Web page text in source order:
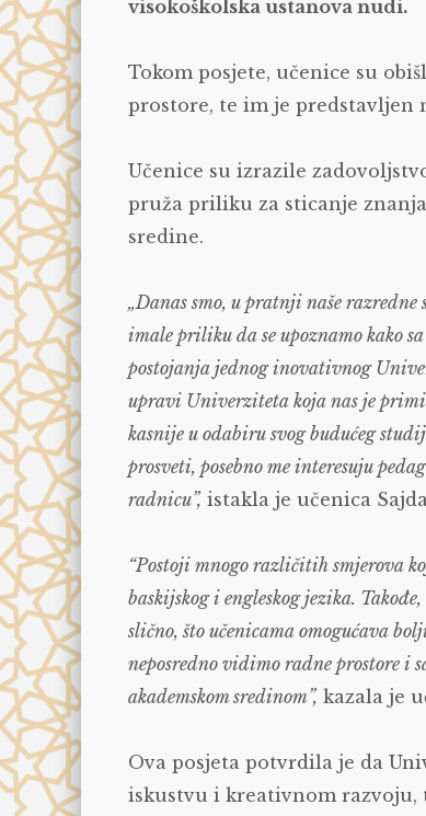
visokoškolska ustanova nudi.
Tokom posjete, učenice su
prostore, te im je
Učenice su izrazile
pruža priliku za sticanje
sredine.
„Danas smo, u pratnji naše
imale priliku da se upoznamo kako
postojanja jednog inovativnog
upravi Univerziteta koja nas je
kasnije u odabiru svog budućeg
prosveti, posebno me interesuju
radnicu”, istakla je učenica
“Postoji mnogo različitih smjerova
baskijskog i engleskog jezika.
slično, što učenicama omogućava
neposredno vidimo radne prostore i
akademskom sredinom”, kazala je
Ova posjeta potvrdila je da
iskustvu i kreativnom razvoju,